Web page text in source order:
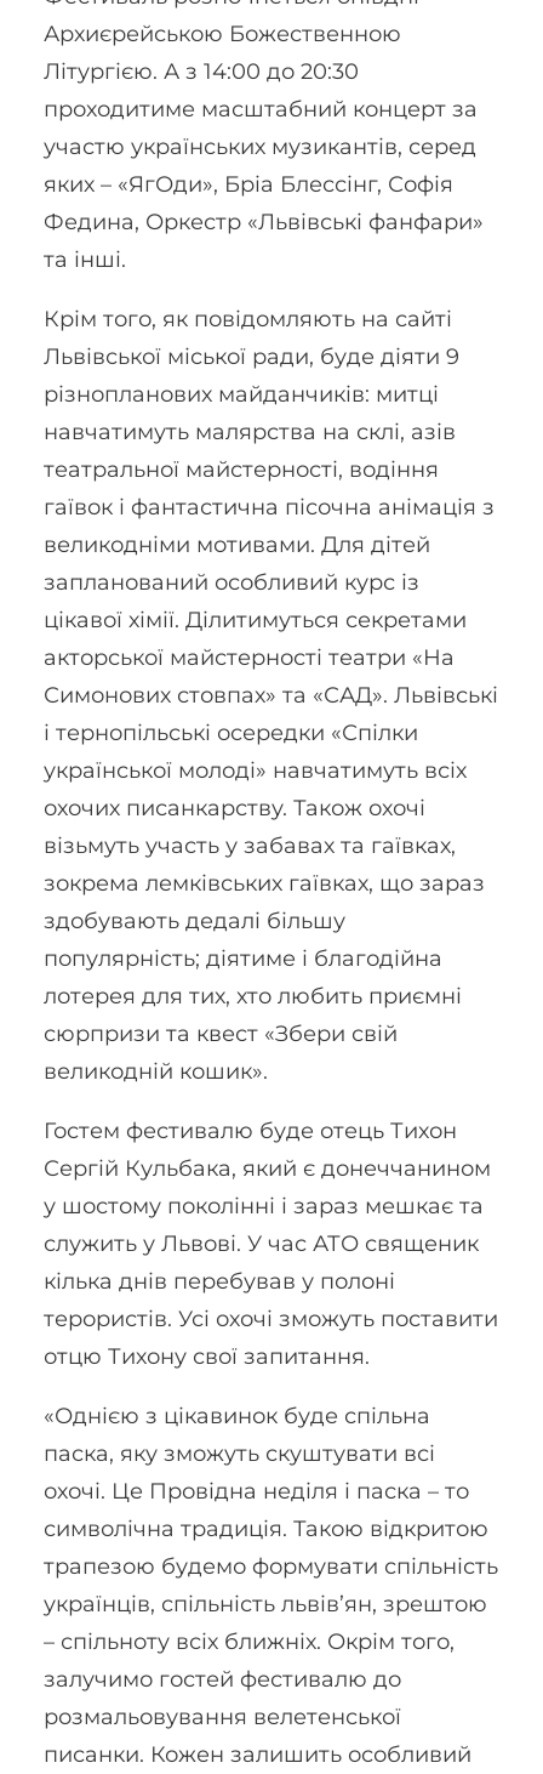
Архиєрейською Божественною
Літургією. А з 14:00 до 20:30
проходитиме масштабний концерт за
участю українських музикантів, серед
яких – «ЯгОди», Бріа Блессінг, Софія
Федина, Оркестр «Львівські фанфари»
та інші.
Крім того, як повідомляють на сайті
Львівської міської ради, буде діяти 9
різнопланових майданчиків: митці
навчатимуть малярства на склі, азів
театральної майстерності, водіння
гаївок і фантастична пісочна анімація з
великодніми мотивами. Для дітей
запланований особливий курс із
цікавої хімії. Ділитимуться секретами
акторської майстерності театри «На
Симонових стовпах» та «САД». Львівські
і тернопільські осередки «Спілки
української молоді» навчатимуть всіх
охочих писанкарству. Також охочі
візьмуть участь у забавах та гаївках,
зокрема лемківських гаївках, що зараз
здобувають дедалі більшу
популярність; діятиме і благодійна
лотерея для тих, хто любить приємні
сюрпризи та квест «Збери свій
великодній кошик».
Гостем фестивалю буде отець Тихон
Сергій Кульбака, який є донеччанином
у шостому поколінні і зараз мешкає та
служить у Львові. У час АТО священик
кілька днів перебував у полоні
терористів. Усі охочі зможуть поставити
отцю Тихону свої запитання.
«Однією з цікавинок буде спільна
паска, яку зможуть скуштувати всі
охочі. Це Провідна неділя і паска – то
символічна традиція. Такою відкритою
трапезою будемо формувати спільність
українців, спільність львів’ян, зрештою
– спільноту всіх ближніх. Окрім того,
залучимо гостей фестивалю до
розмальовування велетенської
писанки. Кожен залишить особливий